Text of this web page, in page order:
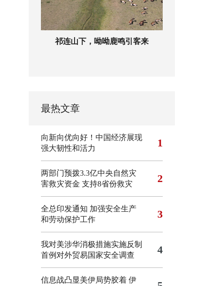
祁连山下，呦呦鹿鸣引客来
最热文章
向新向优向好！中国经济展现
强大韧性和活力
1
两部门预拨3.3亿中央自然灾
害救灾资金 支持8省份救灾
2
全总印发通知 加强安全生产
和劳动保护工作
3
我对美涉华消极措施实施反制
首例对外贸易国家安全调查
4
信息战凸显美伊局势胶着 伊